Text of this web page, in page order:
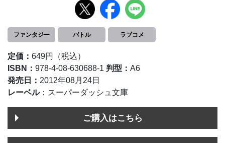
ファンタジー バトル ラブコメ
定価： 649円（税込）
ISBN： 978-4-08-630688-1 判型： A6
発売日： 2012年08月24日
レーベル：スーパーダッシュ文庫
ご購入はこちら